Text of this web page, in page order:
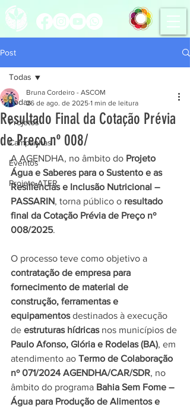
Post
Todas
Projetos
Campanhas
Eventos
Projeto ATER
Todas
Resultado Final da Cotação Prévia
de Preço nº 008/
Bruna Cordeiro - ASCOM
26 de ago. de 2025 1 min de leitura
A AGENDHA, no âmbito do Projeto
Água e Saberes para o Sustento e as
Resiliências e Inclusão Nutricional –
PASSARIN, torna público o resultado
final da Cotação Prévia de Preço nº
008/2025.
O processo teve como objetivo a
contratação de empresa para
fornecimento de material de
construção, ferramentas e
equipamentos destinados à execução
de estruturas hídricas nos municípios de
Paulo Afonso, Glória e Rodelas (BA), em
atendimento ao Termo de Colaboração
nº 071/2024 AGENDHA/CAR/SDR, no
âmbito do programa Bahia Sem Fome –
Água para Produção de Alimentos e